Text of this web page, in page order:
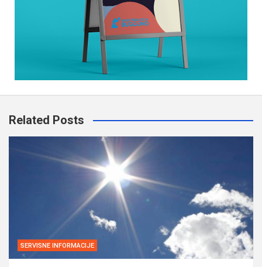
Related Posts
SERVISNE INFORMACIJE